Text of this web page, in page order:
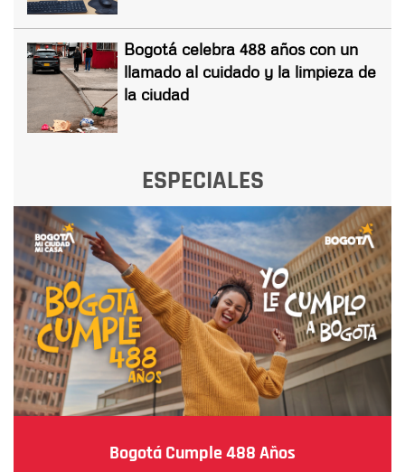
Bogotá celebra 488 años con un
llamado al cuidado y la limpieza de
la ciudad
ESPECIALES
Bogotá Cumple 488 Años